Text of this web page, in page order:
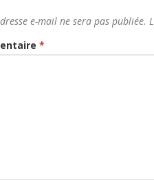
e-mail ne sera pas publiée.
*